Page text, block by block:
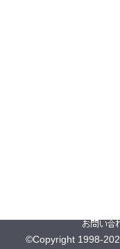
©Copyright 1998-